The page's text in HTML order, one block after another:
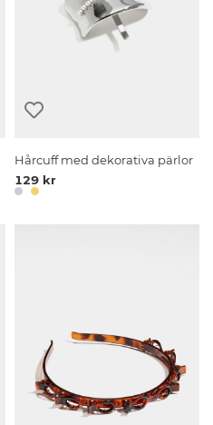
Hårcuff med dekorativa pärlor
129 kr